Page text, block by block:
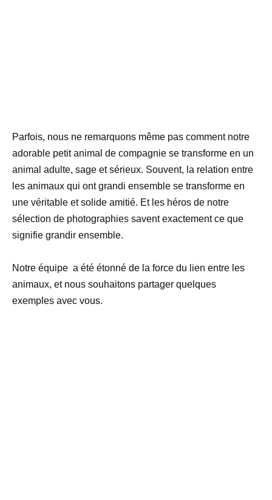
Parfois, nous ne remarquons même pas comment notre
adorable petit animal de compagnie se transforme en un
animal adulte, sage et sérieux. Souvent, la relation entre
les animaux qui ont grandi ensemble se transforme en
une véritable et solide amitié. Et les héros de notre
sélection de photographies savent exactement ce que
signifie grandir ensemble.
Notre équipe a été étonné de la force du lien entre les
animaux, et nous souhaitons partager quelques
exemples avec vous.